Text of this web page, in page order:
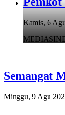
Kamis, 6
Semangat
Minggu, 9 Agu